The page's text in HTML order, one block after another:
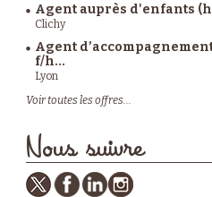
Agent auprès d'enfants
Clichy
Agent
f/h...
Lyon
Voir toutes les offres...
Nous suivre